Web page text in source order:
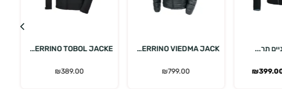
תר...
₪
FERRINO VIEDMA JACK...
₪799.00
FERRINO TOBOL JACKE...
₪389.00